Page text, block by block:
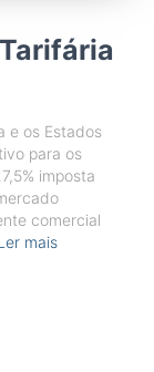
e os Estados
para os
imposta
comercial
mais